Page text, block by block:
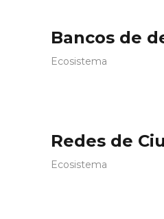
Bancos de
Ecosistema
Redes de
Ecosistema